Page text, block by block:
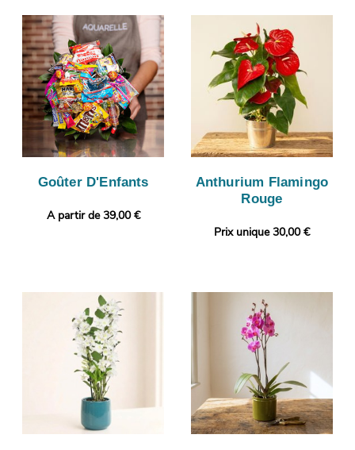
Goûter D'Enfants
A partir de 39,00 €
Anthurium Flamingo
Rouge
Prix unique 30,00 €